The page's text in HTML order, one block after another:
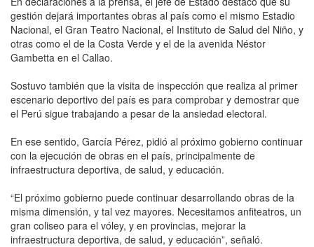
gestión dejará importantes obras al país como el mismo Estadio
Nacional, el Gran Teatro Nacional, el Instituto de Salud del Niño, y
otras como el de la Costa Verde y el de la avenida Néstor
Gambetta en el Callao.
Sostuvo también que la visita de inspección que realiza al primer
escenario deportivo del país es para comprobar y demostrar que
el Perú sigue trabajando a pesar de la ansiedad electoral.
En ese sentido, García Pérez, pidió al próximo gobierno continuar
con la ejecución de obras en el país, principalmente de
infraestructura deportiva, de salud, y educación.
“El próximo gobierno puede continuar desarrollando obras de la
misma dimensión, y tal vez mayores. Necesitamos anfiteatros, un
gran coliseo para el vóley, y en provincias, mejorar la
infraestructura deportiva, de salud, y educación”, señaló.